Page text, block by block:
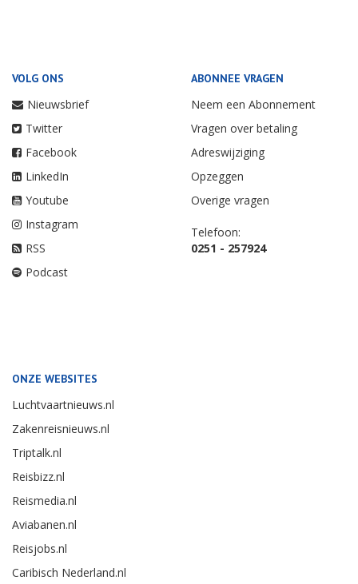
VOLG ONS
Nieuwsbrief
Twitter
Facebook
LinkedIn
Youtube
Instagram
RSS
Podcast
ABONNEE VRAGEN
Neem een Abonnement
Vragen over betaling
Adreswijziging
Opzeggen
Overige vragen
Telefoon:
0251 - 257924
ONZE WEBSITES
Luchtvaartnieuws.nl
Zakenreisnieuws.nl
Triptalk.nl
Reisbizz.nl
Reismedia.nl
Aviabanen.nl
Reisjobs.nl
Caribisch Nederland.nl